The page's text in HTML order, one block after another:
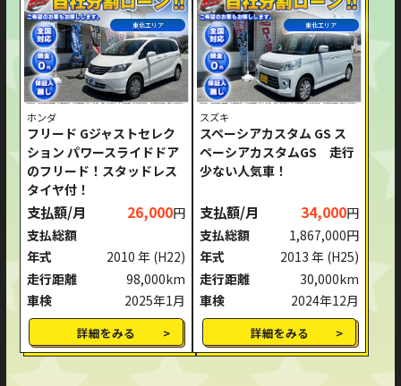
東北エリア
ホンダ
フリード Gジャストセレク
ション パワースライドドア
のフリード！スタッドレス
タイヤ付！
支払額/月 26,000円
支払総額
年式
2010 年 (H22)
走行距離
98,000km
車検
2025年1月
詳細をみる
東北エリア
スズキ
スペーシアカスタム GS ス
ペーシアカスタムGS 走行
少ない人気車！
支払額/月 34,000円
支払総額
1,867,000円
年式
2013 年 (H25)
走行距離
30,000km
車検
2024年12月
詳細をみる